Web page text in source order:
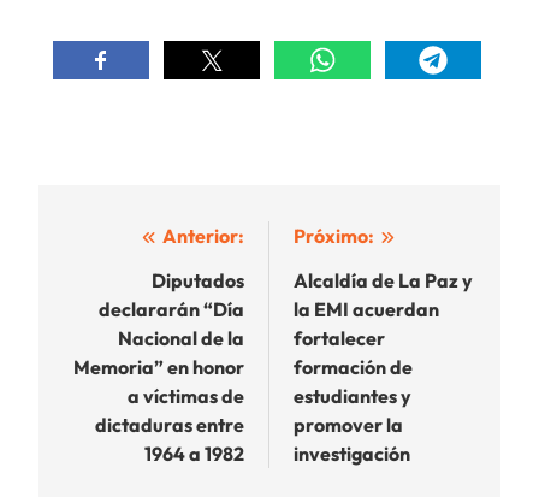
Navegación
entradas
Anterior:
Diputados
declararán “Día
Nacional de la
Memoria” en honor
a víctimas de
dictaduras entre
1964 a 1982
Próximo:
Alcaldía de La Paz y
la EMI acuerdan
fortalecer
formación de
estudiantes y
promover la
investigación